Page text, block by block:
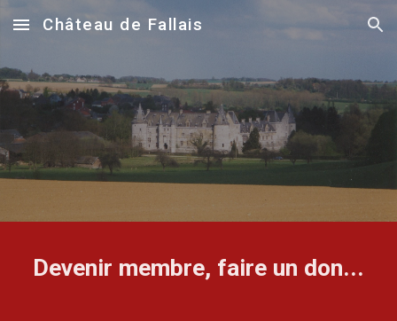
Skip to main content Skip to navigation
Château de Fallais
Devenir membre, faire un don...